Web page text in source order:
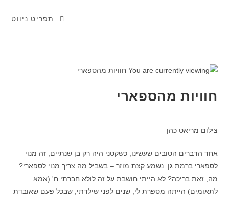
תפריט ניווט
חוויות מהספארי
צילום מריאט כהן
אחד הדברים הטובים שעשינו, כשקטני היה רק בן שנתיים, זה מנוי
לספארי ברמת גן. נשמע קצת מוזר – בשביל מה צריך מנוי לספארי?
מה, זאת בריכה? לא הייתי חושבת על זה לולא חברתי ח' (אמא
לתאומים) הייתה מספרת לי, שנים לפני שילדתי, שבכל פעם שאובדת